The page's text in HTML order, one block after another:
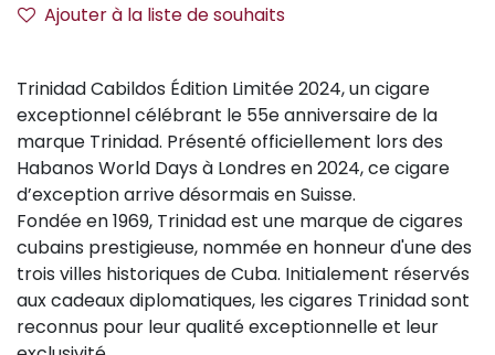
Ajouter à la liste de souhaits
Trinidad Cabildos Édition Limitée 2024, un cigare
exceptionnel célébrant le 55e anniversaire de la
marque Trinidad. Présenté officiellement lors des
Habanos World Days à Londres en 2024, ce cigare
d’exception arrive désormais en Suisse.
Fondée en 1969, Trinidad est une marque de cigares
cubains prestigieuse, nommée en honneur d'une des
trois villes historiques de Cuba. Initialement réservés
aux cadeaux diplomatiques, les cigares Trinidad sont
reconnus pour leur qualité exceptionnelle et leur